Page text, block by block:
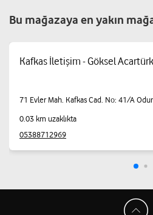
Bu mağazaya en yakın
Kafkas İletişim - Göksel Acartürk
71 Evler Mah. Kafkas Cad. No: 41/A
0.03 km uzaklıkta
05388712969